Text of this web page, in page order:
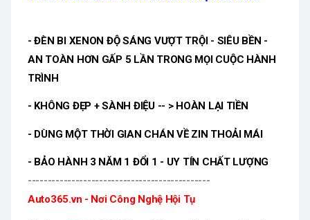
- ĐÈN BI XENON ĐỘ SÁNG VƯỢT TRỘI - SIÊU BỀN -
AN TOÀN HƠN GẤP 5 LẦN TRONG MỌI CUỘC HÀNH
TRÌNH
- KHÔNG ĐẸP + SÀNH ĐIỆU -- > HOÀN LẠI TIỀN
- DÙNG MỘT THỜI GIAN CHÁN VỀ ZIN THOẢI MÁI
- BẢO HÀNH 3 NĂM 1 ĐỔI 1 - UY TÍN CHẤT LƯỢNG
----------------------------------------------
Auto365.vn - Nơi Công Nghệ Hội Tụ